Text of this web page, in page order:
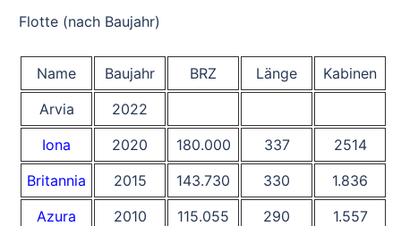
Flotte (nach Baujahr)
Name Baujahr BRZ Länge
Kabinen
Arvia
2022
Iona
2020 180.000 337
2514
Britannia
2015 143.730 330
1.836
Azura
2010 115.055 290
1.557